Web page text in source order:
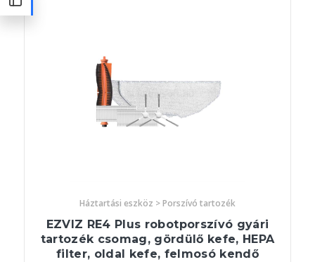
Háztartási eszköz > Porszívó tartozék
EZVIZ RE4 Plus robotporszívó gyári
tartozék csomag, gördülő kefe, HEPA
filter, oldal kefe, felmosó kendő